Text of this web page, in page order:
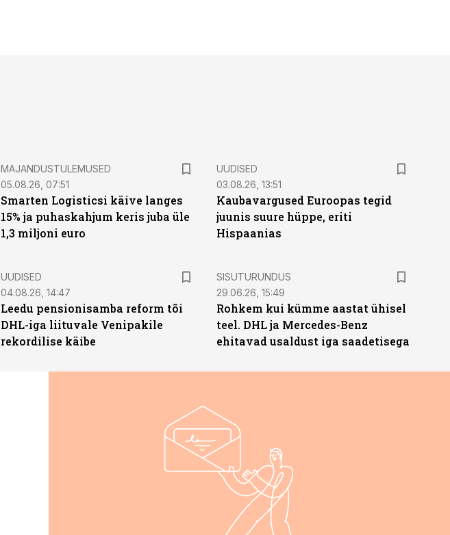
MAJANDUSTULEMUSED
05.08.26, 07:51
Smarten Logisticsi käive langes
15% ja puhaskahjum keris juba üle
1,3 miljoni euro
UUDISED
03.08.26, 13:51
Kaubavargused Euroopas tegid
juunis suure hüppe, eriti
Hispaanias
UUDISED
04.08.26, 14:47
Leedu pensionisamba reform tõi
DHL-iga liituvale Venipakile
rekordilise käibe
ST
SISUTURUNDUS
29.06.26, 15:49
Rohkem kui kümme aastat ühisel
teel. DHL ja Mercedes-Benz
ehitavad usaldust iga saadetisega